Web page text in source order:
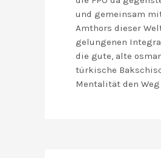
und gemeinsam
Amthors dieser
gelungenen
die gute, alte
türkische
Mentalität den Weg